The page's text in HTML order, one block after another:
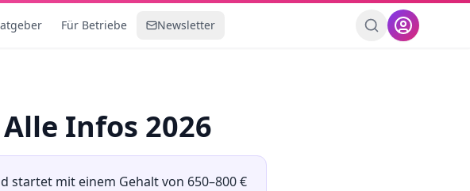
Für Betriebe Newsletter
Alle Infos 2026
startet mit einem Gehalt von 650–800€